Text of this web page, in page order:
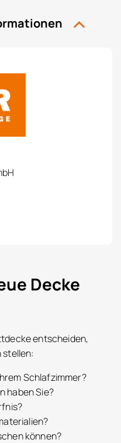
Decke
entscheiden,
stellen:
Schlafzimmer?
haben Sie?
können?